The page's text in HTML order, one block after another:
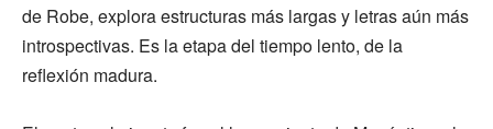
de Robe, explora estructuras más largas y letras aún más
introspectivas. Es la etapa del tiempo lento, de la
reflexión madura.